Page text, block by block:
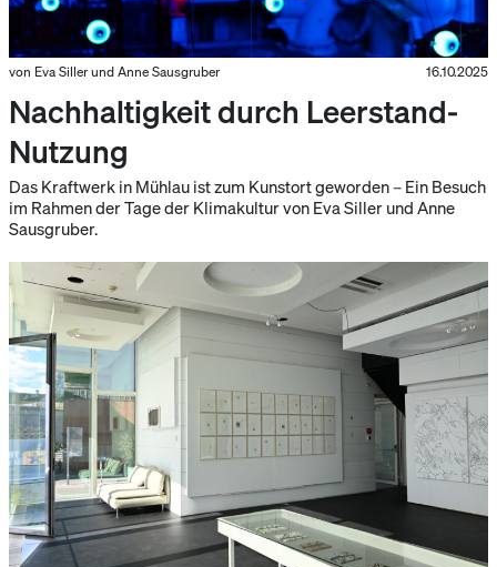
von Eva Siller und Anne Sausgruber 16.10.2025
Nachhaltigkeit durch Leerstand-
Nutzung
Das Kraftwerk in Mühlau ist zum Kunstort geworden – Ein Besuch
im Rahmen der Tage der Klimakultur von Eva Siller und Anne
Sausgruber.